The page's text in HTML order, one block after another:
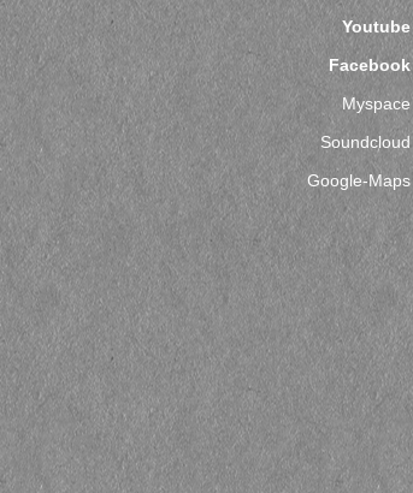
Youtube
Facebook
Myspace
Soundcloud
Google-Maps